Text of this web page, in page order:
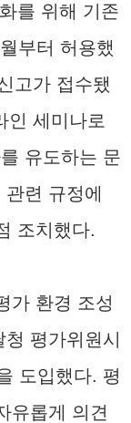
를 위해 기존
부터 허용했
고가 접수됐
인 세미나로
유도하는 문
련 규정에
조치했다.
가 환경 조성
평가위원시
도입했다. 평
유롭게 의견